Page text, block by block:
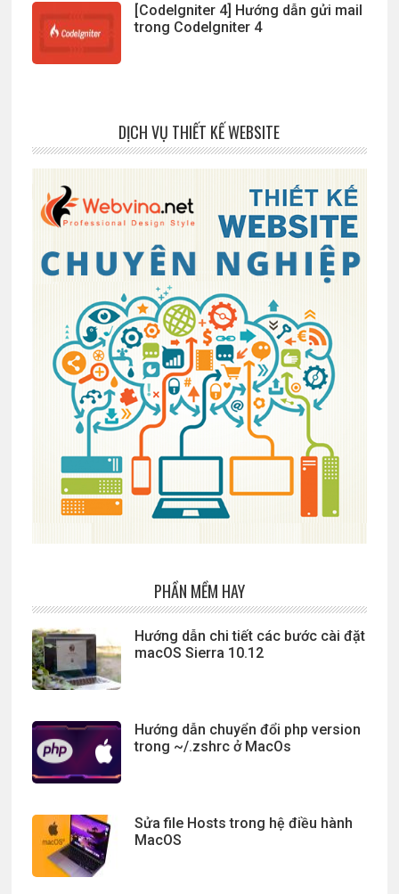
[CodeIgniter 4] Hướng dẫn gửi mail
trong CodeIgniter 4
DỊCH VỤ THIẾT KẾ WEBSITE
PHẦN MỀM HAY
Hướng dẫn chi tiết các bước cài đặt
macOS Sierra 10.12
Hướng dẫn chuyển đổi php version
trong ~/.zshrc ở MacOs
Sửa file Hosts trong hệ điều hành
MacOS